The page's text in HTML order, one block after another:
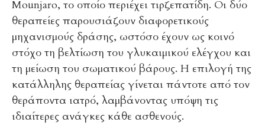
Mounjaro, το οποίο περιέχει τιρζεπατίδη. Οι δύο
θεραπείες παρουσιάζουν διαφορετικούς
μηχανισμούς δράσης, ωστόσο έχουν ως κοινό
στόχο τη βελτίωση του γλυκαιμικού ελέγχου και
τη μείωση του σωματικού βάρους. Η επιλογή της
κατάλληλης θεραπείας γίνεται πάντοτε από τον
θεράποντα ιατρό, λαμβάνοντας υπόψη τις
ιδιαίτερες ανάγκες κάθε ασθενούς.